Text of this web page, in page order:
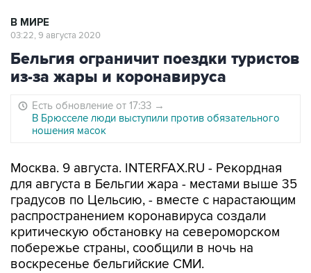
В МИРЕ
03:22, 9 августа 2020
Бельгия ограничит поездки туристов
из-за жары и коронавируса
Есть обновление от 17:33 →
В Брюсселе люди выступили против обязательного
ношения масок
Москва. 9 августа. INTERFAX.RU - Рекордная
для августа в Бельгии жара - местами выше 35
градусов по Цельсию, - вместе с нарастающим
распространением коронавируса создали
критическую обстановку на североморском
побережье страны, сообщили в ночь на
воскресенье бельгийские СМИ.